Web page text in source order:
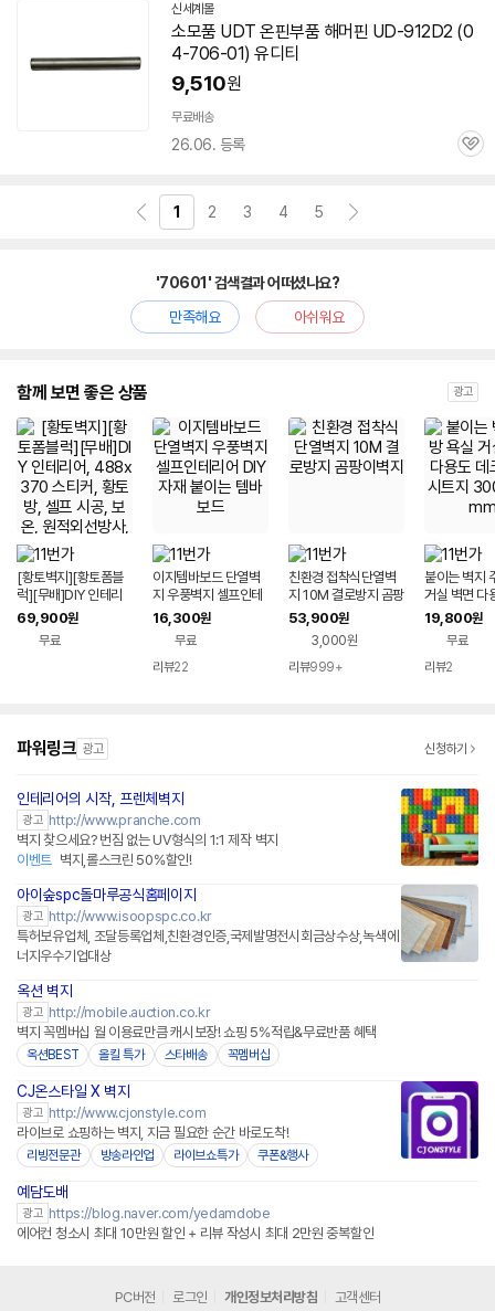
신세계몰
소모품 UDT 온핀부품 해머핀 UD-912D2 (0
4-706-01) 유디티
9,510원
무료배송
26.06. 등록
관
1 2 3 4 5
'70601' 검색결과 어떠셨나요?
만족해요
아쉬워요
함께 보면 좋은 상품 광고
[황토벽지][황토폼블
럭][무배]DIY 인테리
어, 488x370 스티커,
황토방, 셀프 시공, 보
온, 원적외선방사, 보온
69,900원
무료
이지템바보드 단열벽
지 우풍벽지 셀프인테
리어 DIY자재 붙이는
템바보드
16,300원
무료
리뷰22
친환경 접착식단열벽
지 10M 결로방지 곰팡
이벽지
53,900원
3,000원
리뷰999+
붙이는 벽지
거실 벽면 다
타일 시트
0mm
19,800원
무료
리뷰2
파워링크 광고 신청하기
인테리어의 시작, 프렌체벽지
광고 http://www.pranche.com
벽지 찾으세요? 번짐 없는 UV형식의 1:1 제작 벽지
이벤트 벽지,롤스크린 50%할인!
아이숲spc돌마루공식홈페이지
광고 http://www.isoopspc.co.kr
특허보유업체, 조달등록업체,친환경인증,국제발명전시회금상수상,녹색에
너지우수기업대상
옥션 벽지
광고 http://mobile.auction.co.kr
벽지 꼭멤버십 월 이용료만큼 캐시보장! 쇼핑 5%적립&무료반품 혜택
옥션BEST 올킬 특가 스타배송 꼭멤버십
CJ온스타일 X 벽지
광고 http://www.cjonstyle.com
라이브로 쇼핑하는 벽지, 지금 필요한 순간 바로도착!
리빙전문관 방송라인업 라이브쇼특가 쿠폰&행사
예담도배
광고 https://blog.naver.com/yedamdobe
에어컨 청소시 최대 10만원 할인 + 리뷰 작성시 최대 2만원 중복할인
PC버전 로그인 개인정보처리방침 고객센터